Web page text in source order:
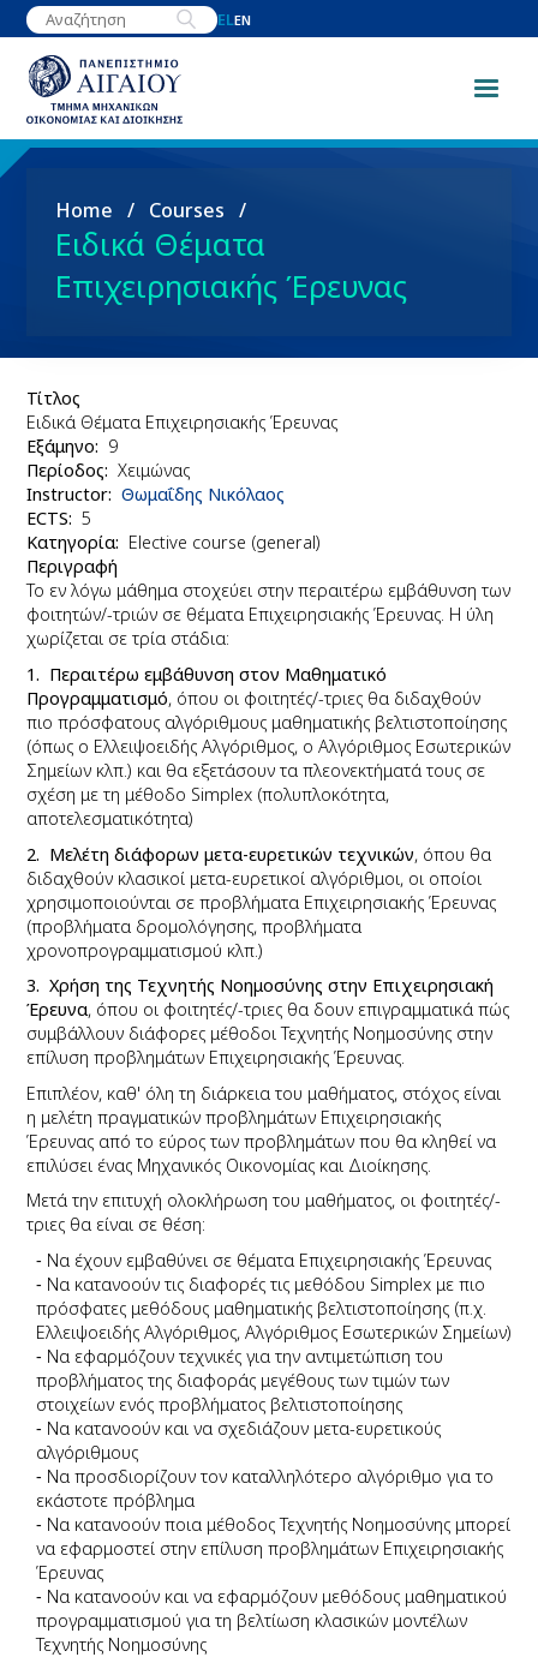
Παράκαμψη
προς
κυρίως
περιεχόμενο
ELEN
Breadcrumb
Home Courses
Ειδικά Θέματα
Επιχειρησιακής Έρευνας
Τίτλος
Ειδικά Θέματα Επιχειρησιακής Έρευνας
Εξάμηνο
9
Περίοδος Χειμώνας
Instructor Θωμαΐδης Νικόλαος
ΕCTS 5
Κατηγορία
Elective course (general)
Περιγραφή
Το εν λόγω μάθημα στοχεύει στην περαιτέρω εμβάθυνση των
φοιτητών/-τριών σε θέματα Επιχειρησιακής Έρευνας. Η ύλη
χωρίζεται σε τρία στάδια:
1. Περαιτέρω εμβάθυνση στον Μαθηματικό
Προγραμματισμό, όπου οι φοιτητές/-τριες θα διδαχθούν
πιο πρόσφατους αλγόριθμους μαθηματικής βελτιστοποίησης
(όπως ο Ελλειψοειδής Αλγόριθμος, ο Αλγόριθμος Εσωτερικών
Σημείων κλπ.) και θα εξετάσουν τα πλεονεκτήματά τους σε
σχέση με τη μέθοδο Simplex (πολυπλοκότητα,
αποτελεσματικότητα)
2. Μελέτη διάφορων μετα-ευρετικών τεχνικών, όπου θα
διδαχθούν κλασικοί μετα-ευρετικοί αλγόριθμοι, οι οποίοι
χρησιμοποιούνται σε προβλήματα Επιχειρησιακής Έρευνας
(προβλήματα δρομολόγησης, προβλήματα
χρονοπρογραμματισμού κλπ.)
3. Χρήση της Τεχνητής Νοημοσύνης στην Επιχειρησιακή
Έρευνα, όπου οι φοιτητές/-τριες θα δουν επιγραμματικά πώς
συμβάλλουν διάφορες μέθοδοι Τεχνητής Νοημοσύνης στην
επίλυση προβλημάτων Επιχειρησιακής Έρευνας.
Επιπλέον, καθ' όλη τη διάρκεια του μαθήματος, στόχος είναι
η μελέτη πραγματικών προβλημάτων Επιχειρησιακής
Έρευνας από το εύρος των προβλημάτων που θα κληθεί να
επιλύσει ένας Μηχανικός Οικονομίας και Διοίκησης.
Μετά την επιτυχή ολοκλήρωση του μαθήματος, οι φοιτητές/-
τριες θα είναι σε θέση:
Να έχουν εμβαθύνει σε θέματα Επιχειρησιακής Έρευνας
Να κατανοούν τις διαφορές τις μεθόδου Simplex με πιο
πρόσφατες μεθόδους μαθηματικής βελτιστοποίησης (π.χ.
Ελλειψοειδής Αλγόριθμος, Αλγόριθμος Εσωτερικών Σημείων)
Να εφαρμόζουν τεχνικές για την αντιμετώπιση του
προβλήματος της διαφοράς μεγέθους των τιμών των
στοιχείων ενός προβλήματος βελτιστοποίησης
Να κατανοούν και να σχεδιάζουν μετα-ευρετικούς
αλγόριθμους
Να προσδιορίζουν τον καταλληλότερο αλγόριθμο για το
εκάστοτε πρόβλημα
Να κατανοούν ποια μέθοδος Τεχνητής Νοημοσύνης μπορεί
να εφαρμοστεί στην επίλυση προβλημάτων Επιχειρησιακής
Έρευνας
Να κατανοούν και να εφαρμόζουν μεθόδους μαθηματικού
προγραμματισμού για τη βελτίωση κλασικών μοντέλων
Τεχνητής Νοημοσύνης